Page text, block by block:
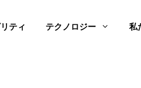
ティ テクノロジー 私